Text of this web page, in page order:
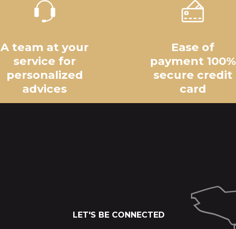
A team at your
service for
personalized
advices
Ease of
payment 100%
secure credit
card
LET'S BE CONNECTED